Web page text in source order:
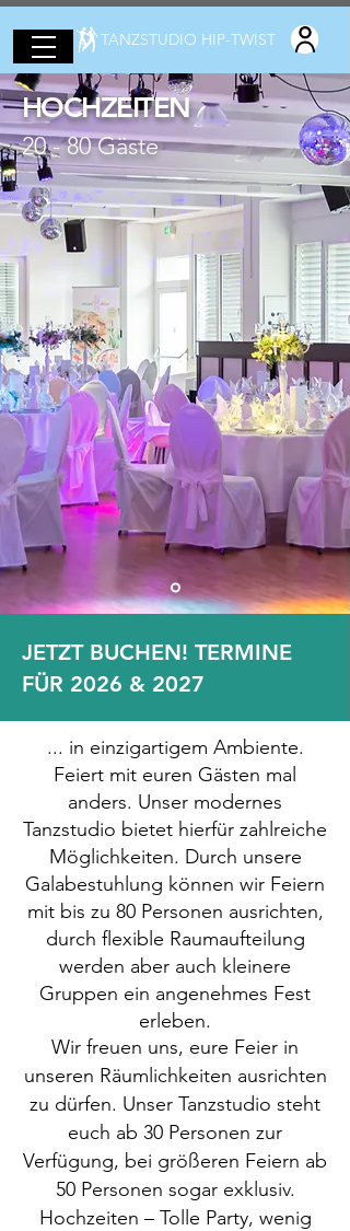
TANZSTUDIO HIP-TWIST
HOCHZEITEN
20 - 80 Gäste
JETZT BUCHEN! TERMINE
FÜR 2026 & 2027
... in einzigartigem Ambiente.
Feiert mit euren Gästen mal
anders. Unser modernes
Tanzstudio bietet hierfür zahlreiche
Möglichkeiten. Durch unsere
Galabestuhlung können wir Feiern
mit bis zu 80 Personen ausrichten,
durch flexible Raumaufteilung
werden aber auch kleinere
Gruppen ein angenehmes Fest
erleben.
Wir freuen uns, eure Feier in
unseren Räumlichkeiten ausrichten
zu dürfen. Unser Tanzstudio steht
euch ab 30 Personen zur
Verfügung, bei größeren Feiern ab
50 Personen sogar exklusiv.
Hochzeiten – Tolle Party, wenig